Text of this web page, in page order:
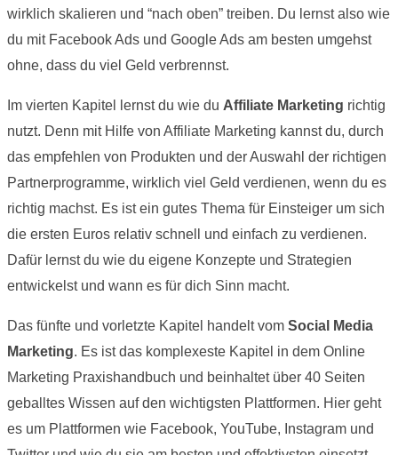
wirklich skalieren und “nach oben” treiben. Du lernst also wie
du mit Facebook Ads und Google Ads am besten umgehst
ohne, dass du viel Geld verbrennst.
Im vierten Kapitel lernst du wie du Affiliate Marketing richtig
nutzt. Denn mit Hilfe von Affiliate Marketing kannst du, durch
das empfehlen von Produkten und der Auswahl der richtigen
Partnerprogramme, wirklich viel Geld verdienen, wenn du es
richtig machst. Es ist ein gutes Thema für Einsteiger um sich
die ersten Euros relativ schnell und einfach zu verdienen.
Dafür lernst du wie du eigene Konzepte und Strategien
entwickelst und wann es für dich Sinn macht.
Das fünfte und vorletzte Kapitel handelt vom Social Media
Marketing. Es ist das komplexeste Kapitel in dem Online
Marketing Praxishandbuch und beinhaltet über 40 Seiten
geballtes Wissen auf den wichtigsten Plattformen. Hier geht
es um Plattformen wie Facebook, YouTube, Instagram und